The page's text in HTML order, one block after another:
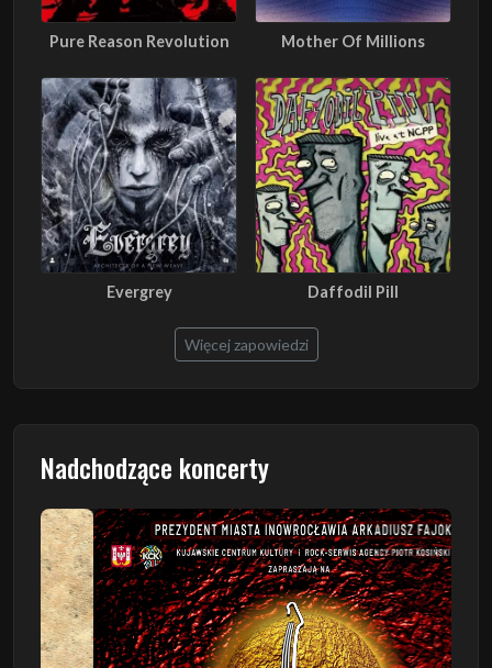
Pure Reason Revolution Mother Of Millions
Evergrey Daffodil Pill
Więcej zapowiedzi
Nadchodzące koncerty